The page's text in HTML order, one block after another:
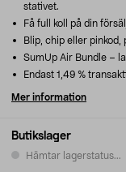
Butikslager
Hämtar lagerstatus...
stativet.
Få full koll på din
Blip, chip eller
SumUp Air Bundle –
Endast 1,49 %
Mer information